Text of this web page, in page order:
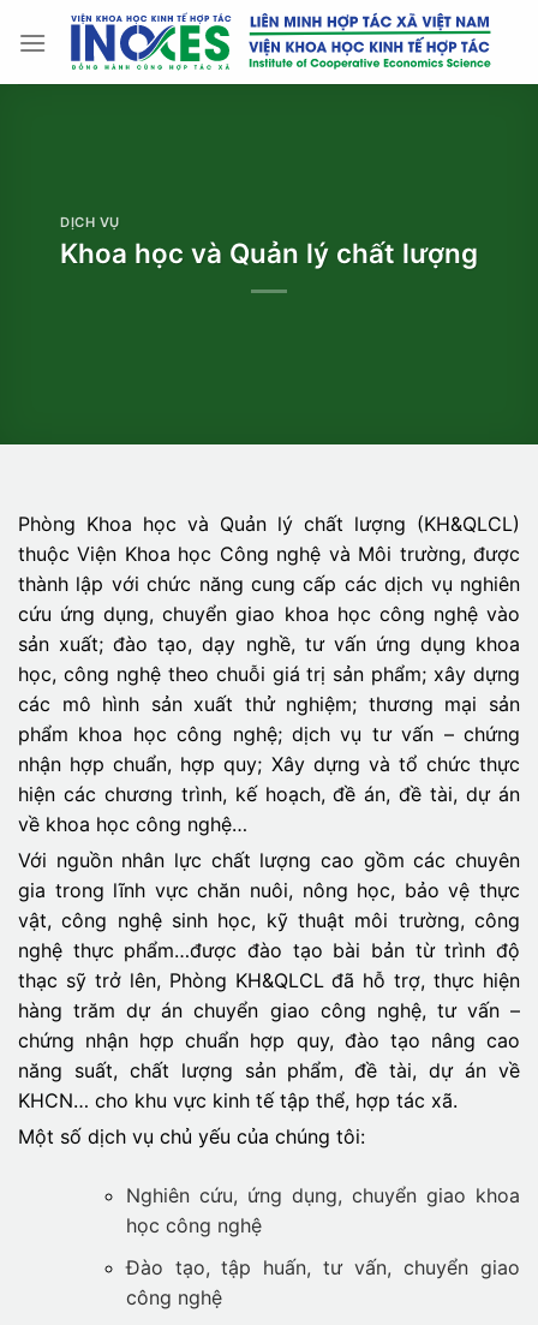
qua
DỊCH VỤ
Khoa học và Quản lý chất lượng
Phòng Khoa học và Quản lý chất lượng (KH&QLCL)
thuộc Viện Khoa học Công nghệ và Môi trường, được
thành lập với chức năng cung cấp các dịch vụ nghiên
cứu ứng dụng, chuyển giao khoa học công nghệ vào
sản xuất; đào tạo, dạy nghề, tư vấn ứng dụng khoa
học, công nghệ theo chuỗi giá trị sản phẩm; xây dựng
các mô hình sản xuất thử nghiệm; thương mại sản
phẩm khoa học công nghệ; dịch vụ tư vấn – chứng
nhận hợp chuẩn, hợp quy; Xây dựng và tổ chức thực
hiện các chương trình, kế hoạch, đề án, đề tài, dự án
về khoa học công nghệ…
Với nguồn nhân lực chất lượng cao gồm các chuyên
gia trong lĩnh vực chăn nuôi, nông học, bảo vệ thực
vật, công nghệ sinh học, kỹ thuật môi trường, công
nghệ thực phẩm…được đào tạo bài bản từ trình độ
thạc sỹ trở lên, Phòng KH&QLCL đã hỗ trợ, thực hiện
hàng trăm dự án chuyển giao công nghệ, tư vấn –
chứng nhận hợp chuẩn hợp quy, đào tạo nâng cao
năng suất, chất lượng sản phẩm, đề tài, dự án về
KHCN… cho khu vực kinh tế tập thể, hợp tác xã.
Một số dịch vụ chủ yếu của chúng tôi:
Nghiên cứu, ứng dụng, chuyển giao khoa
học công nghệ
Đào tạo, tập huấn, tư vấn, chuyển giao
công nghệ